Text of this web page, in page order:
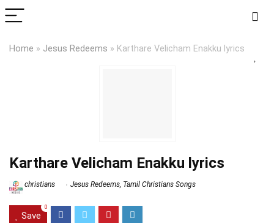
Home » Jesus Redeems » Karthare Velicham Enakku lyrics
Karthare Velicham Enakku lyrics
christians Jesus Redeems, Tamil Christians Songs
Save
0